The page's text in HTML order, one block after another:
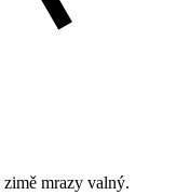
mrazy valný.